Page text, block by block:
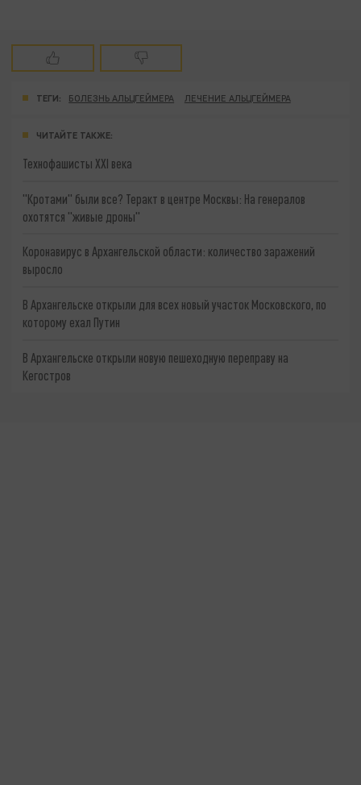
ТЕГИ: БОЛЕЗНЬ АЛЬЦГЕЙМЕРА ЛЕЧЕНИЕ АЛЬЦГЕЙМЕРА
ЧИТАЙТЕ ТАКЖЕ:
Технофашисты XXI века
"Кротами" были все? Теракт в центре Москвы: На генералов
охотятся "живые дроны"
Коронавирус в Архангельской области: количество заражений
выросло
В Архангельске открыли для всех новый участок Московского, по
которому ехал Путин
В Архангельске открыли новую пешеходную переправу на
Кегостров